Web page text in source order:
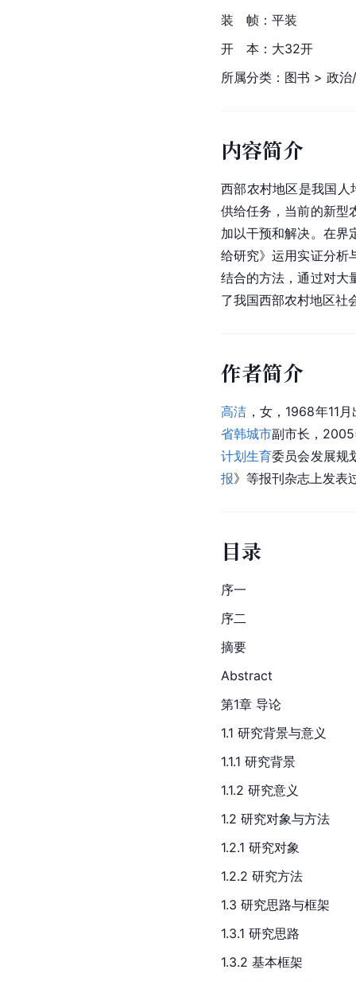
装　帧：平装
开　本：大32开
所属分类：图书 > 政
内容简介
西部农村地区是我国
供给任务，当前的新型
加以干预和解决。在界
给研究》运用实证分析
结合的方法，通过对大
了我国西部农村地区社
作者简介
高洁 ，女，1968年11
省韩城市副市长，
计划生育委员会发展规
报》等报刊杂志上发表
目录
序一
序二
摘要
Abstract
第1章 导论
1.1 研究背景与意义
1.1.1 研究背景
1.1.2 研究意义
1.2 研究对象与方法
1.2.1 研究对象
1.2.2 研究方法
1.3 研究思路与框架
1.3.1 研究思路
1.3.2 基本框架